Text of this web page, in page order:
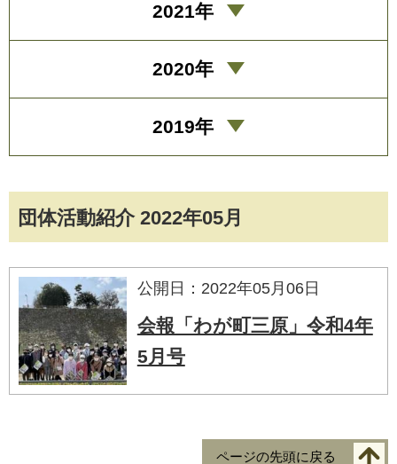
団体活動紹介 2022年05月
公開日：2022年05月06日
会報「わが町三原」令和4年
5月号
2021年
2020年
2019年
ページの先頭に戻る